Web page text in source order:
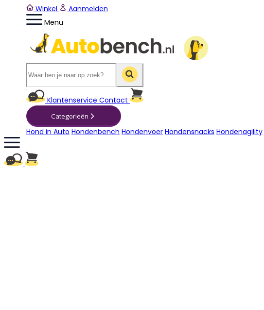
Winkel
Aanmelden
Menu
Klantenservice Contact
Categorieën
Hond in Auto Hondenbench Hondenvoer Hondensnacks Hondenagility